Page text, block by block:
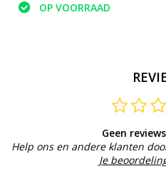
OP VOORRAAD
Geen
Help ons en andere klanten
Je